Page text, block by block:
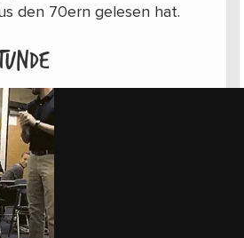
den 70ern gelesen hat.